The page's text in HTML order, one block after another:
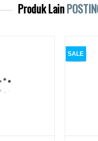
Produk Lain
SALE